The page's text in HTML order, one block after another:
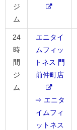
ジ
ム
24
時
間
ジ
ム
エニタイ
ムフィッ
トネス 門
前仲町店
⇒ エニタ
イムフィ
ットネス